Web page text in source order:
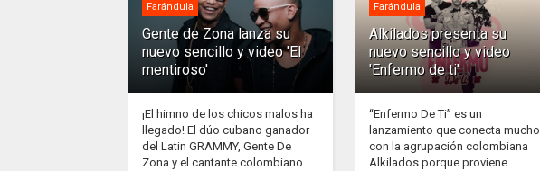
Farándula
Gente de Zona lanza su
nuevo sencillo y video 'El
mentiroso'
¡El himno de los chicos malos ha
llegado! El dúo cubano ganador
del Latin GRAMMY, Gente De
Zona y el cantante colombiano
Farándula
Alkilados presenta su
nuevo sencillo y video
'Enfermo de ti'
“Enfermo De Ti” es un
lanzamiento que conecta mucho
con la agrupación colombiana
Alkilados porque proviene